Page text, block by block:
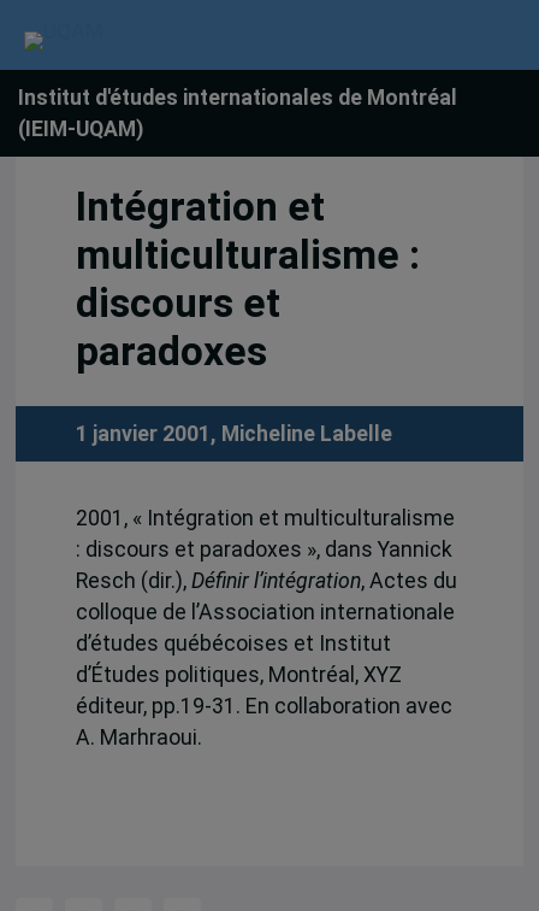
Institut d'études internationales de Montréal
(IEIM-UQAM)
Intégration et
multiculturalisme :
discours et
paradoxes
1 janvier 2001, Micheline Labelle
2001, « Intégration et multiculturalisme
: discours et paradoxes », dans Yannick
Resch (dir.), Définir l’intégration, Actes du
colloque de l’Association internationale
d’études québécoises et Institut
d’Études politiques, Montréal, XYZ
éditeur, pp.19-31. En collaboration avec
A. Marhraoui.